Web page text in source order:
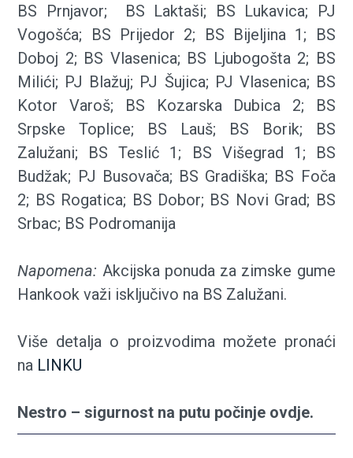
BS Prnjavor; BS Laktaši; BS Lukavica; PJ
Vogošća; BS Prijedor 2; BS Bijeljina 1; BS
Doboj 2; BS Vlasenica; BS Ljubogošta 2; BS
Milići; PJ Blažuj; PJ Šujica; PJ Vlasenica; BS
Kotor Varoš; BS Kozarska Dubica 2; BS
Srpske Toplice; BS Lauš; BS Borik; BS
Zalužani; BS Teslić 1; BS Višegrad 1; BS
Budžak; PJ Busovača; BS Gradiška; BS Foča
2; BS Rogatica; BS Dobor; BS Novi Grad; BS
Srbac; BS Podromanija
Napomena: Akcijska ponuda za zimske gume
Hankook važi isključivo na BS Zalužani.
Više detalja o proizvodima možete pronaći
na LINKU
Nestro – sigurnost na putu počinje ovdje.